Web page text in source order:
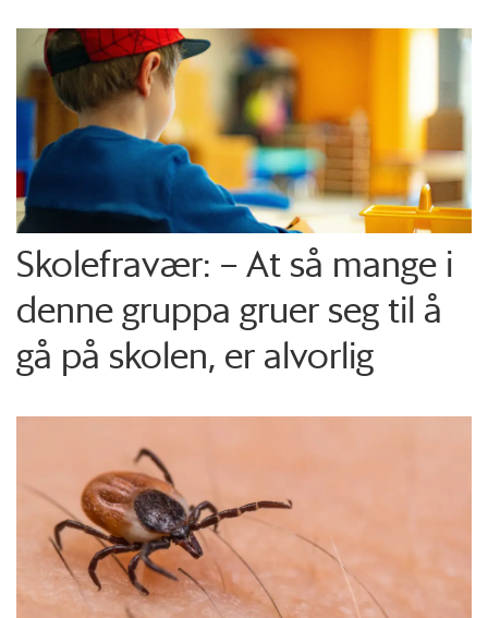
Skolefravær: – At så mange i
denne gruppa gruer seg til å
gå på skolen, er alvorlig